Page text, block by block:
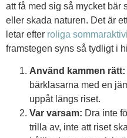
att få med sig så mycket bär
eller skada naturen. Det är
letar efter roliga
framstegen syns så tydligt i
Använd kammen rätt:
bärklasarna med en
uppåt längs riset.
Var varsam: Dra inte
trilla av, inte att riset